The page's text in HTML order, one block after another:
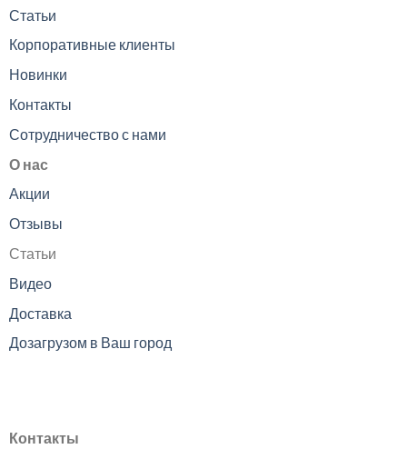
Статьи
Корпоративные клиенты
Новинки
Контакты
Сотрудничество с нами
О нас
Акции
Отзывы
Статьи
Видео
Доставка
Дозагрузом в Ваш город
Контакты